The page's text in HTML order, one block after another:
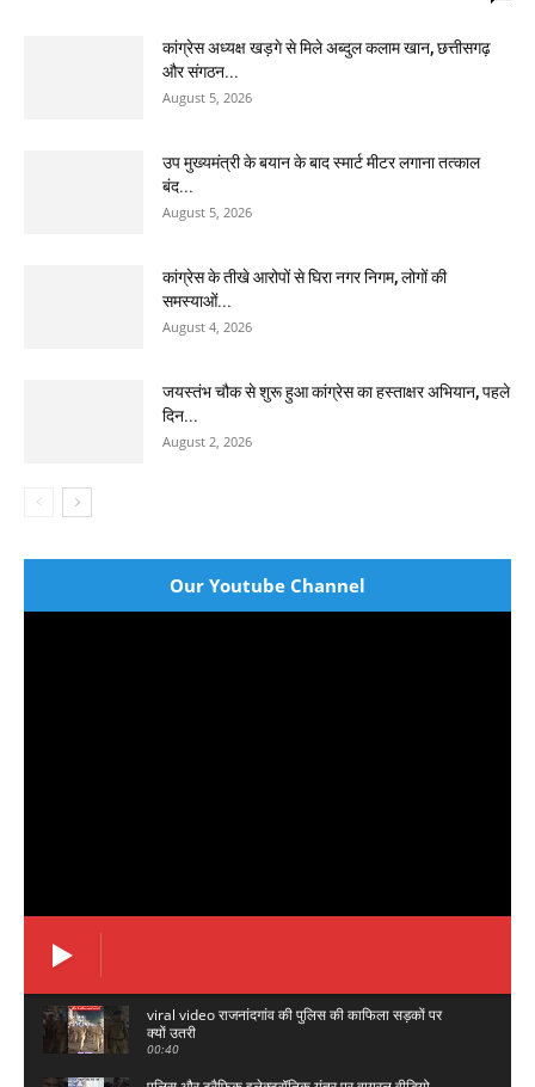
कांग्रेस अध्यक्ष खड़गे से मिले अब्दुल कलाम खान, छत्तीसगढ़
और संगठन...
August 5, 2026
उप मुख्यमंत्री के बयान के बाद स्मार्ट मीटर लगाना तत्काल
बंद...
August 5, 2026
कांग्रेस के तीखे आरोपों से घिरा नगर निगम, लोगों की
समस्याओं...
August 4, 2026
जयस्तंभ चौक से शुरू हुआ कांग्रेस का हस्ताक्षर अभियान, पहले
दिन...
August 2, 2026
Our Youtube Channel
viral video राजनांदगांव की पुलिस की काफिला सड़कों पर
क्यों उतरी
#viral#Rajnandgaon#trending#crime#cg
00:40